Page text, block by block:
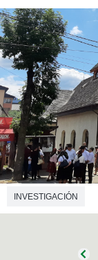
INVESTIGACIÓN